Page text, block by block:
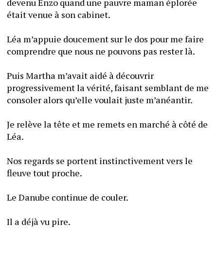
devenu Enzo quand une pauvre maman éplorée
était venue à son cabinet.
Léa m’appuie doucement sur le dos pour me faire
comprendre que nous ne pouvons pas rester là.
Puis Martha m’avait aidé à découvrir
progressivement la vérité, faisant semblant de me
consoler alors qu’elle voulait juste m’anéantir.
Je relève la tête et me remets en marché à côté de
Léa.
Nos regards se portent instinctivement vers le
Le Danube continue de couler.
Il a déjà vu pire.